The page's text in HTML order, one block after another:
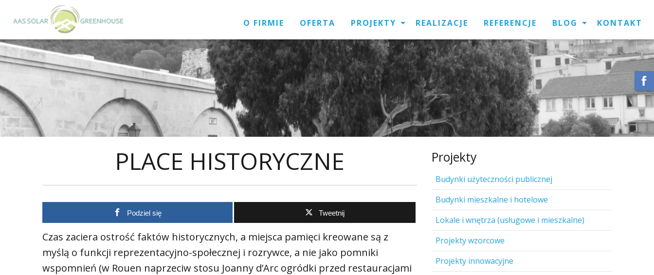
O FIRMIE OFERTA PROJEKTY REALIZACJE REFERENCJE BLOG KONTAKT
PLACE HISTORYCZNE
Podziel się Tweetnij
Czas zaciera ostrość faktów historycznych, a miejsca pamięci kreowane są z
myślą o funkcji reprezentacyjno-społecznej i rozrywce, a nie jako pomniki
wspomnień (w Rouen naprzeciw stosu Joanny d’Arc ogródki przed restauracjami
Projekty
Budynki użyteczności publicznej
Budynki mieszkalne i hotelowe
Lokale i wnętrza (usługowe i mieszkalne)
Projekty wzorcowe
Projekty innowacyjne